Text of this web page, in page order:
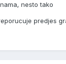
nesto tako
predjes